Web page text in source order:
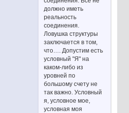
должно иметь
реальность
соединения.
Ловушка структуры
заключается в том,
что…. Допустим есть
условный "Я" на
каком-либо из
уровней по
большому счету не
так важно. Условный
я, условное мое,
условная моя